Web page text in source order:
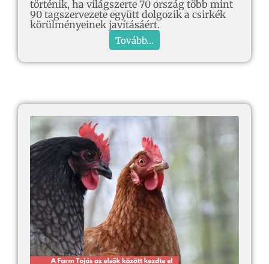
történik, ha világszerte 70 ország több mint
90 tagszervezete együtt dolgozik a csirkék
körülményeinek javításáért.
Tovább...